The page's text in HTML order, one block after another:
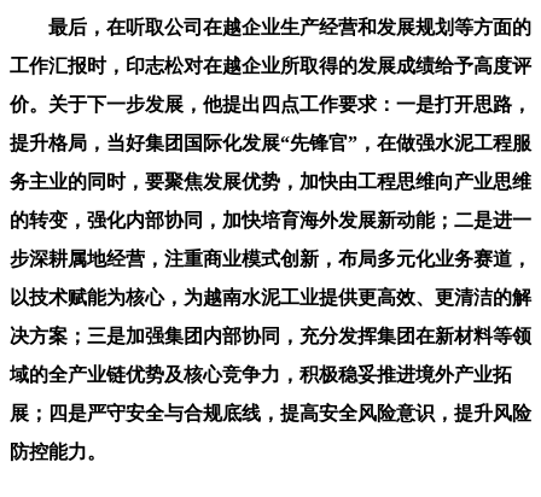
最后，在听取公司在越企业生产经营和发展规划等方面的
工作汇报时，印志松对在越企业所取得的发展成绩给予高度评
价。关于下一步发展，他提出四点工作要求：一是打开思路，
提升格局，当好集团国际化发展“先锋官”，在做强水泥工程服
务主业的同时，要聚焦发展优势，加快由工程思维向产业思维
的转变，强化内部协同，加快培育海外发展新动能；二是进一
步深耕属地经营，注重商业模式创新，布局多元化业务赛道，
以技术赋能为核心，为越南水泥工业提供更高效、更清洁的解
决方案；三是加强集团内部协同，充分发挥集团在新材料等领
域的全产业链优势及核心竞争力，积极稳妥推进境外产业拓
展；四是严守安全与合规底线，提高安全风险意识，提升风险
防控能力。